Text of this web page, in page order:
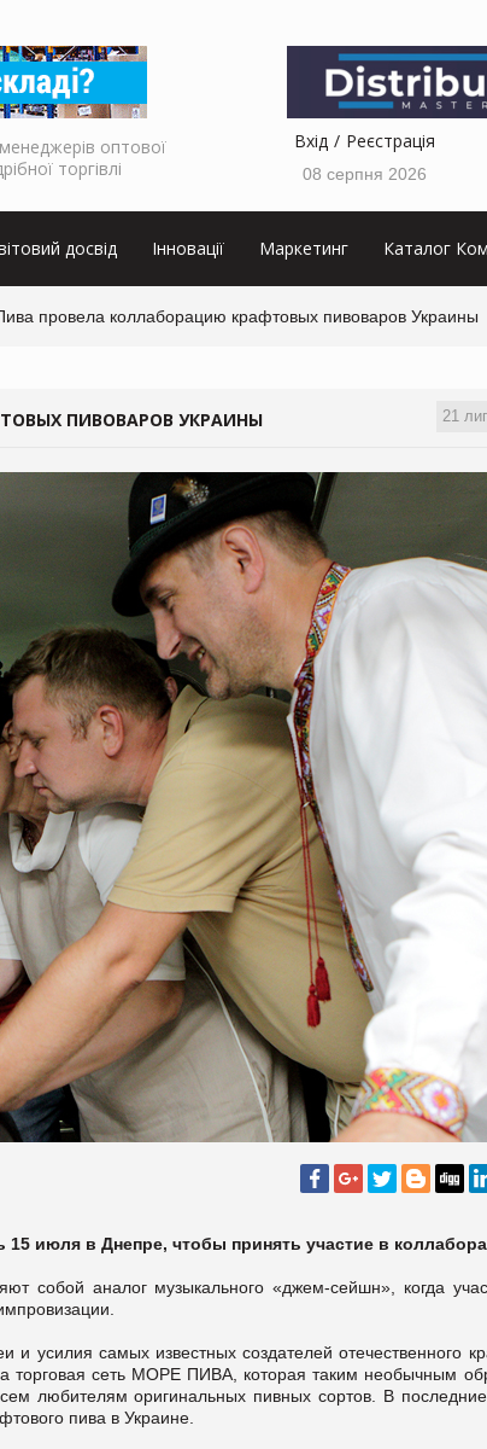
оптової
торгівлі
Вхід Реєстрація
08 серпня 2026
досвід Інновації Маркетинг Каталог
провела коллаборацию крафтовых пивоваров Украины
21
ПИВОВАРОВ УКРАИНЫ
июля в Днепре, чтобы принять участие в
собой аналог музыкального «джем-сейшн», когда
и усилия самых известных создателей отечественного
торговая сеть МОРЕ ПИВА, которая таким необычным
любителям оригинальных пивных сортов. В
пива в Украине.